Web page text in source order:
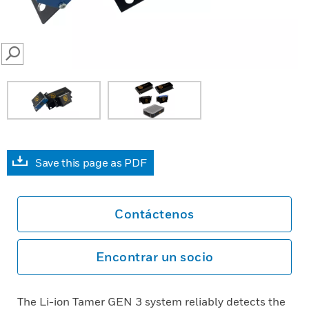
SEARCH
Save this page as PDF
Contáctenos
Encontrar un socio
The Li-ion Tamer GEN 3 system reliably detects the